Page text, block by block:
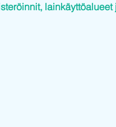
lainkäyttöalueet